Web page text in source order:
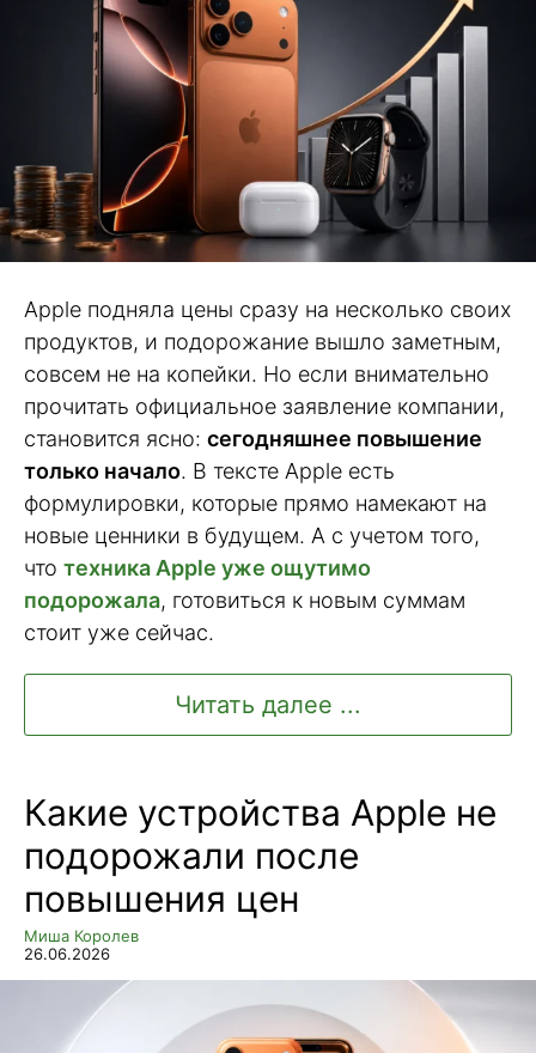
Apple подняла цены сразу на несколько своих
продуктов, и подорожание вышло заметным,
совсем не на копейки. Но если внимательно
прочитать официальное заявление компании,
становится ясно: сегодняшнее повышение
только начало. В тексте Apple есть
формулировки, которые прямо намекают на
новые ценники в будущем. А с учетом того,
что техника Apple уже ощутимо
подорожала, готовиться к новым суммам
стоит уже сейчас.
Читать далее ...
Какие устройства Apple не
подорожали после
повышения цен
Миша Королев
26.06.2026